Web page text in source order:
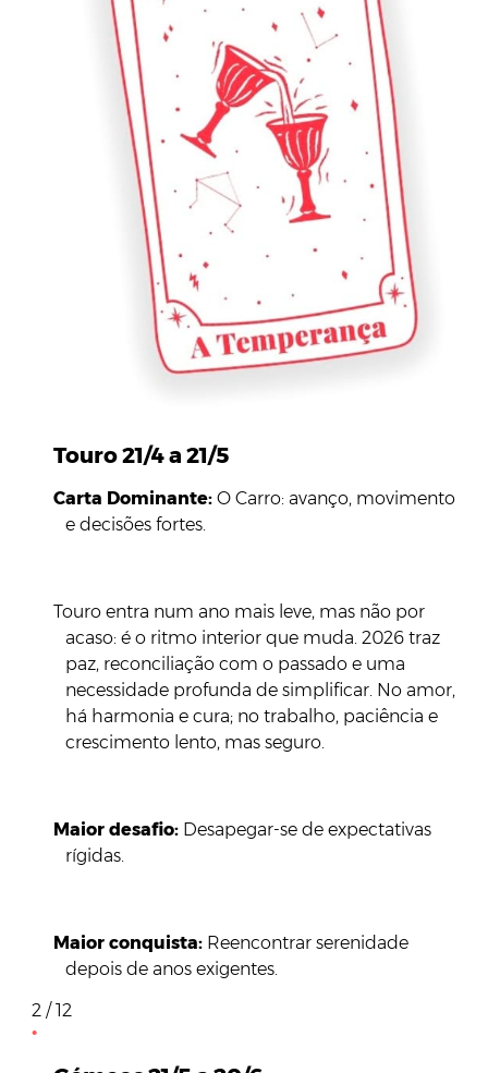
Touro 21/4 a 21/5
Carta Dominante: O Carro: avanço, movimento
e decisões fortes.
Touro entra num ano mais leve, mas não por
acaso: é o ritmo interior que muda. 2026 traz
paz, reconciliação com o passado e uma
necessidade profunda de simplificar. No amor,
há harmonia e cura; no trabalho, paciência e
crescimento lento, mas seguro.
Maior desafio:Desapegar-se de expectativas
rígidas.
Maior conquista: Reencontrar serenidade
depois de anos exigentes.
2 / 12